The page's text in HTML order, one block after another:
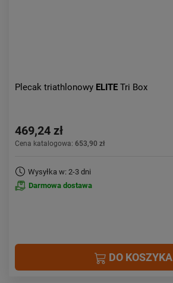
Plecak triathlonowy ELITE Tri Box
469,24 zł
Cena katalogowa: 653,90 zł
Wysyłka w: 2-3 dni
Darmowa dostawa
DO KOSZYKA